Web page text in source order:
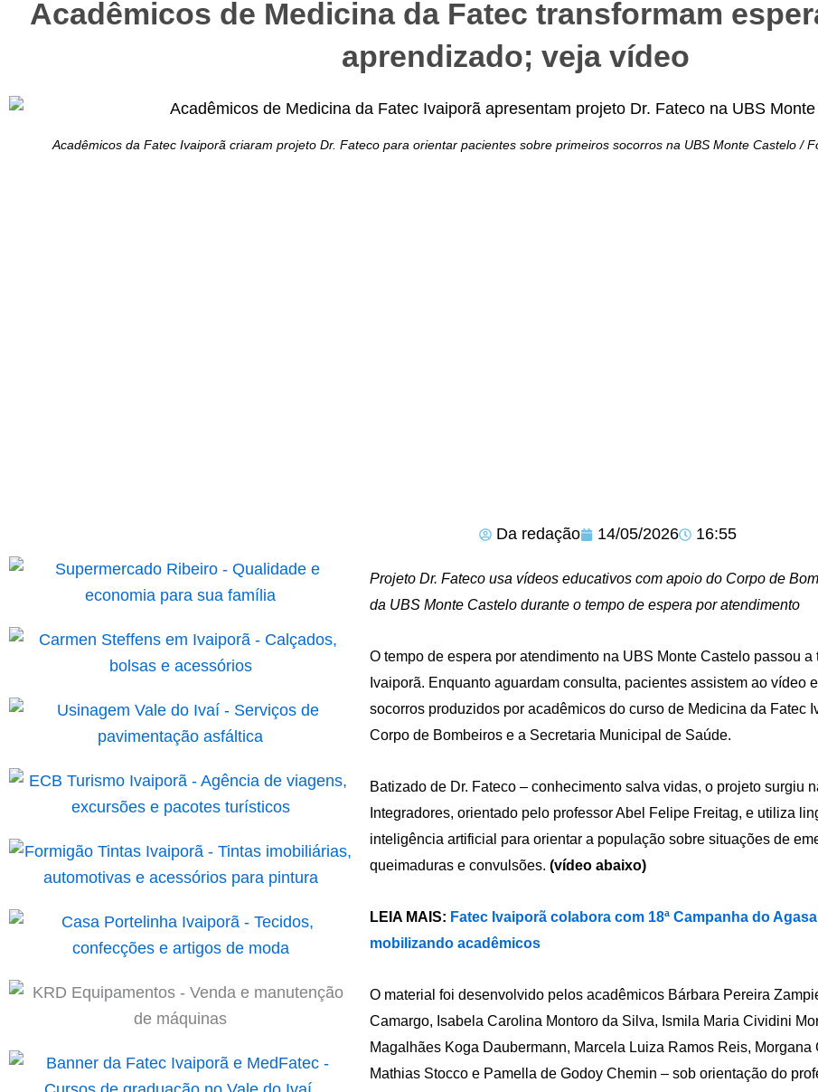
Acadêmicos de Medicina da Fatec transformam
aprendizado; veja vídeo
Acadêmicos da Fatec Ivaiporã criaram projeto Dr. Fateco para orientar pacientes sobre primeiros socorros na UBS Monte Castelo /
Da redação 14/05/2026 16:55
Projeto Dr. Fateco usa vídeos educativos com apoio do Corpo de
da UBS Monte Castelo durante o tempo de espera por atendimento
O tempo de espera por atendimento na UBS Monte Castelo passou a
Ivaiporã. Enquanto aguardam consulta, pacientes assistem ao vídeo
socorros produzidos por acadêmicos do curso de Medicina da Fatec
Corpo de Bombeiros e a Secretaria Municipal de Saúde.
Batizado de Dr. Fateco – conhecimento salva vidas, o projeto surgiu
Integradores, orientado pelo professor Abel Felipe Freitag, e utiliza
inteligência artificial para orientar a população sobre situações de
queimaduras e convulsões. (vídeo abaixo)
LEIA MAIS: Fatec Ivaiporã colabora com 18ª Campanha do
mobilizando acadêmicos
O material foi desenvolvido pelos acadêmicos Bárbara Pereira
Camargo, Isabela Carolina Montoro da Silva, Ismila Maria Cividini
Magalhães Koga Daubermann, Marcela Luiza Ramos Reis,
Mathias Stocco e Pamella de Godoy Chemin – sob orientação do